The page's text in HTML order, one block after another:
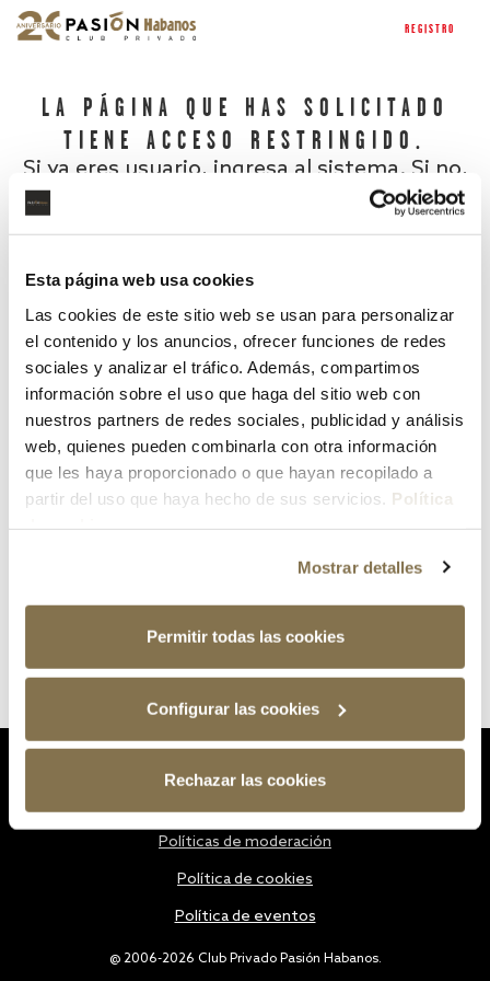
Esta página web usa cookies
Las cookies de este sitio web se usan para personalizar
el contenido y los anuncios, ofrecer funciones de redes
sociales y analizar el tráfico. Además, compartimos
información sobre el uso que haga del sitio web con
nuestros partners de redes sociales, publicidad y análisis
web, quienes pueden combinarla con otra información
que les haya proporcionado o que hayan recopilado a
partir del uso que haya hecho de sus servicios. Política
Mostrar detalles
Permitir todas las cookies
Configurar las cookies
Rechazar las cookies
REGISTRO
LA PÁGINA QUE HAS SOLICITADO
TIENE ACCESO RESTRINGIDO.
Si ya eres usuario, ingresa al sistema. Si no,
¿Has olvidado tu contraseña?
@ 2006-2026 Club Privado Pasión Habanos.
Políticas de moderación
Política de cookies
Política de eventos